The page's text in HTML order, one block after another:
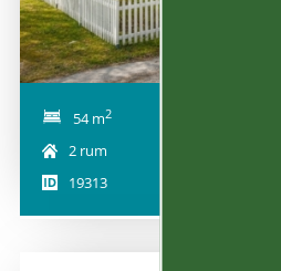
54 m2
2 rum
19313